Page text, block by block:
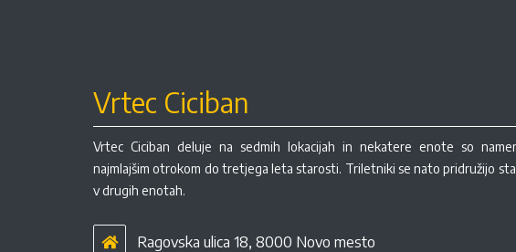
Vrtec Ciciban
Vrtec Ciciban deluje na sedmih lokacijah in nekatere enote so
najmlajšim otrokom do tretjega leta starosti. Triletniki se nato pridružijo
v drugih enotah.
Ragovska ulica 18, 8000 Novo mesto